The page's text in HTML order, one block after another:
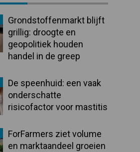
Grondstoffenmarkt blijft
grillig: droogte en
geopolitiek houden
handel in de greep
De speenhuid: een vaak
onderschatte
risicofactor voor mastitis
ForFarmers ziet volume
en marktaandeel groeien